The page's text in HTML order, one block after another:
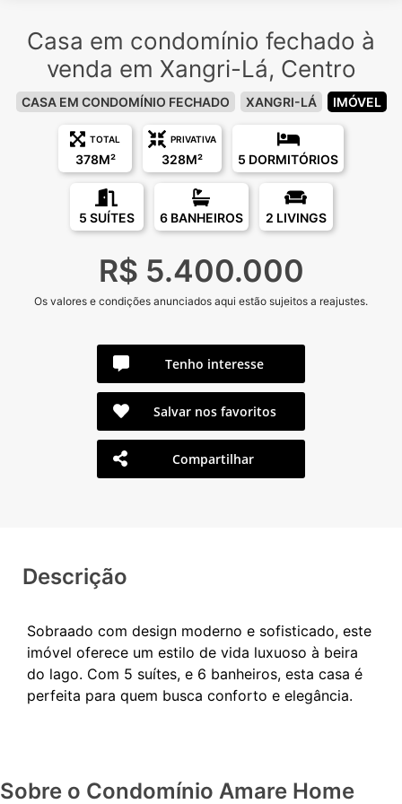
Casa em condomínio fechado à
venda em Xangri-Lá, Centro
CASA EM CONDOMÍNIO FECHADO XANGRI-LÁ IMÓVEL
TOTAL
378M²
PRIVATIVA
328M² 5 DORMITÓRIOS
5 SUÍTES 6 BANHEIROS 2 LIVINGS
R$ 5.400.000
Os valores e condições anunciados aqui estão sujeitos a reajustes.
Tenho interesse
Salvar nos favoritos
Compartilhar
Descrição
Sobraado com design moderno e sofisticado, este
imóvel oferece um estilo de vida luxuoso à beira
do lago. Com 5 suítes, e 6 banheiros, esta casa é
Sobre o Condomínio Amare Home